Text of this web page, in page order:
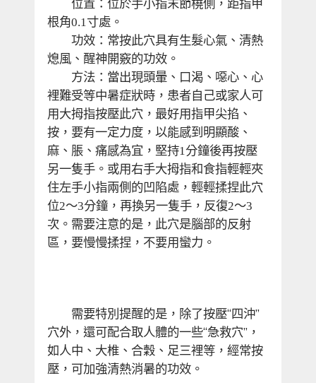
位置：位於手小指末節橈側，距指甲
根角0.1寸處。
功效：常按此穴具有生髮心氣、清熱
熄風、醒神開竅的功效。
方法：當出現頭暈、口渴、噁心、心
裡難受等中暑症狀時，患者自己或家人可
用大拇指按壓此穴，最好用指甲尖掐、
按，要有一定力度，以能感到明顯酸、
麻、脹、痛感為宜，堅持1分鐘後再按壓
另一隻手。或用右手大拇指和食指輕輕夾
住左手小指兩側的凹陷處，輕輕揉捏此穴
位2～3分鐘，再換另一隻手，反復2～3
次。需要注意的是，此穴是腦部的反射
區，要慢慢揉捏，不要用蠻力。
需要特別提醒的是，除了按壓“四沖”
穴外，還可配合取人體的一些“急救穴”，
如人中、大椎、合穀、足三裡等，經常按
壓，可加強清熱消暑的功效。